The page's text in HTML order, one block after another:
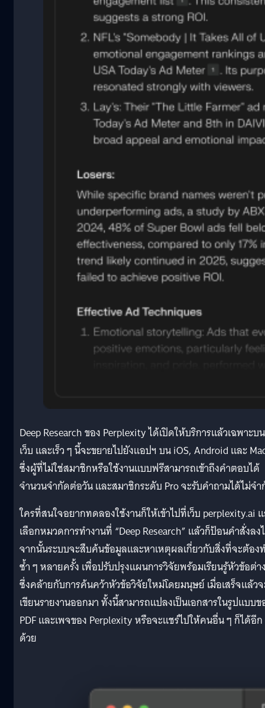
Deep Research ของ Perplexity ได้เปิดให้บริการแล้วเฉพาะบน
เว็บ และเร็ว ๆ นี้จะขยายไปยังแอปฯ บน iOS, Android และ
ซึ่งผู้ที่ไม่ใช่สมาชิกหรือใช้งานแบบฟรีสามารถเข้าถึงคำตอบได้
จำนวนจำกัดต่อวัน และสมาชิกระดับ Pro จะรับคำถามได้ไม่จ
ใครที่สนใจอยากทดลองใช้งานก็ให้เข้าไปที่เว็บ perplexity.ai
เลือกหมวดการทำงานที่ “Deep Research” แล้วก็ป้อนคำสั่งลง
จากนั้นระบบจะสืบค้นข้อมูลและหาเหตุผลเกี่ยวกับสิ่งที่จะต้อง
ซ้ำ ๆ หลายครั้ง เพื่อปรับปรุงแผนการวิจัยพร้อมเรียนรู้หัวข้อต่า
ซึ่งคล้ายกับการค้นคว้าหัวข้อวิจัยใหม่โดยมนุษย์ เมื่อเสร็จแล้ว
เขียนรายงานออกมา ทั้งนี้สามารถแปลงเป็นเอกสารในรูปแบบข
PDF และเพจของ Perplexity หรือจะแชร์ไปให้คนอื่น ๆ ก็ได้อีก
ด้วย